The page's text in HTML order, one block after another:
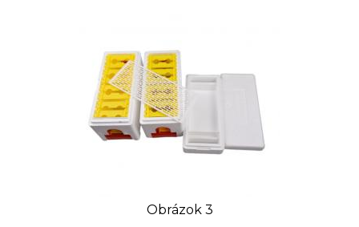
Obrázok 3